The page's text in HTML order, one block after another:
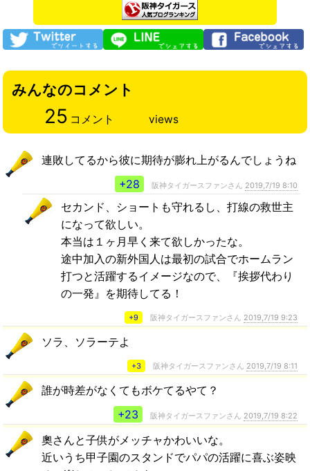
みんなのコメント
25 コメント views
連敗してるから彼に期待が膨れ上がるんでしょうね
+28
阪神タイガースファンさん 2019,7/19 8:10
セカンド、ショートも守れるし、打線の救世主
になって欲しい。
本当は１ヶ月早く来て欲しかったな。
途中加入の新外国人は最初の試合でホームラン
打つと活躍するイメージなので、『挨拶代わり
の一発』を期待してる！
+9 阪神タイガースファンさん 2019,7/19 9:23
ソラ、ソラーテよ
+3 阪神タイガースファンさん 2019,7/19 8:11
誰が時差がなくてもボケてるやて？
+23
阪神タイガースファンさん 2019,7/19 8:22
奧さんと子供がメッチャかわいいな。
近いうち甲子園のスタンドでパパの活躍に喜ぶ姿映